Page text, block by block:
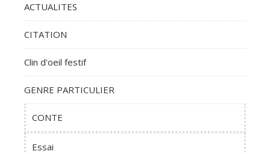
ACTUALITES
CITATION
Clin d'oeil festif
GENRE PARTICULIER
CONTE
Essai